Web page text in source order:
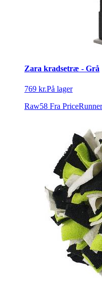
Zara kradsetræ - Grå
769 kr.På lager
Raw58 Fra PriceRunner